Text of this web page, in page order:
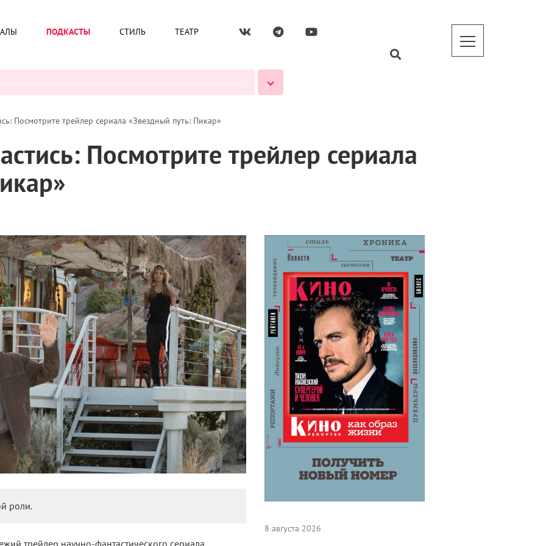
ПОДКАСТЫ СТИЛЬ ТЕАТР
Посмотрите трейлер сериала «Звездный путь: Пикар»
Посмотрите трейлер сериала
роли.
трейлер научно-фантастического сериала
8 августа 2026